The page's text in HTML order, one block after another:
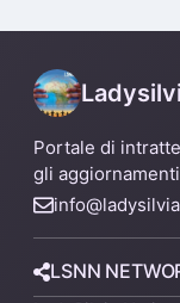
Portale di
gli
LSNN